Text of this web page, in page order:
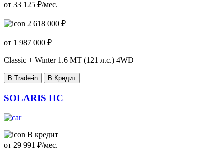
от 33 125 ₽/мес.
2 618 000 ₽
от 1 987 000 ₽
Classic + Winter 1.6 MT (121 л.с.) 4WD
В Trade-in В Кредит
SOLARIS HC
В кредит
от 29 991 ₽/мес.